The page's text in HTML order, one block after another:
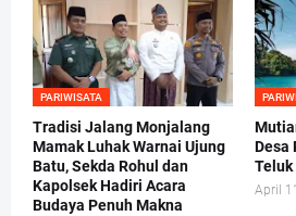
PARIWISATA
Tradisi Jalang Monjalang
Mamak Luhak Warnai Ujung
Batu, Sekda Rohul dan
Kapolsek Hadiri Acara
Budaya Penuh Makna
Desa
Teluk
April